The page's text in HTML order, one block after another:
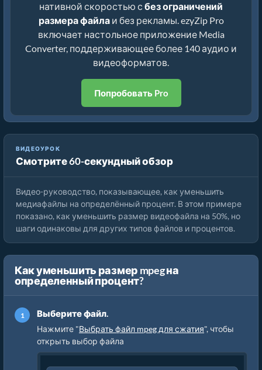
нативной скоростью с без ограничений
размера файлаи без рекламы. ezyZip Pro
включает настольное приложение Media
Converter, поддерживающее более 140 аудио и
видеоформатов.
Попробовать Pro
ВИДЕОУРОК
Смотрите 60-секундный обзор
Как Уменьшить Медиафайлы на Процент (Простое
Руководство)
Видео-руководство, показывающее, как уменьшить
медиафайлы на определённый процент. В этом примере
показано, как уменьшить размер видеофайла на 50%, но
шаги одинаковы для других типов файлов и процентов.
Как уменьшить размер mpeg на
определенный процент?
Выберите файл.
Нажмите "Выбрать файл mpeg для сжатия", чтобы
открыть выбор файла